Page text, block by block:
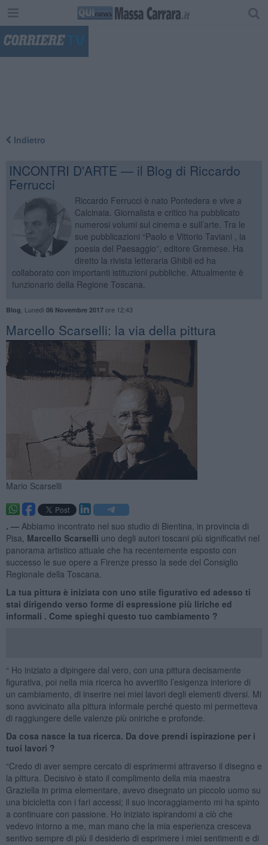
Indietro
INCONTRI D'ARTE — il Blog di Riccardo
Ferrucci
Riccardo Ferrucci è nato Pontedera e vive a
Calcinaia. Giornalista e critico ha pubblicato
numerosi volumi sul cinema e sull’arte. Tra le
sue pubblicazioni “Paolo e Vittorio Taviani , la
poesia del Paesaggio”, editore Gremese. Ha
diretto la rivista letteraria Ghibli ed ha
collaborato con importanti istituzioni pubbliche. Attualmente è
funzionario della Regione Toscana.
Blog Lunedì 06 Novembre 2017ore 12:43
​Marcello Scarselli: la via della pittura
Mario Scarselli
. — Abbiamo incontrato nel suo studio di Bientina, in provincia di
Pisa, Marcello Scarselli uno degli autori toscani più significativi nel
panorama artistico attuale che ha recentemente esposto con
successo le sue opere a Firenze presso la sede del Consiglio
Regionale della Toscana.
La tua pittura è iniziata con uno stile figurativo ed adesso ti
stai dirigendo verso forme di espressione più liriche ed
informali . Come spieghi questo tuo cambiamento ?
“ Ho iniziato a dipingere dal vero, con una pittura decisamente
figurativa, poi nella mia ricerca ho avvertito l’esigenza interiore di
un cambiamento, di inserire nei miei lavori degli elementi diversi. Mi
sono avvicinato alla pittura informale perché questo mi permetteva
di raggiungere delle valenze più oniriche e profonde.
Da cosa nasce la tua ricerca. Da dove prendi ispirazione per i
tuoi lavori ?
“Credo di aver sempre cercato di esprimermi attraverso il disegno e
la pittura. Decisivo è stato il complimento della mia maestra
Graziella in prima elementare, avevo disegnato un piccolo uomo su
una bicicletta con i fari accessi; il suo incoraggiamento mi ha spinto
a continuare con passione. Ho iniziato ispirandomi a ciò che
vedevo intorno a me, man mano che la mia esperienza cresceva
sentivo sempre di più il desiderio di esprimere i miei sentimenti e di